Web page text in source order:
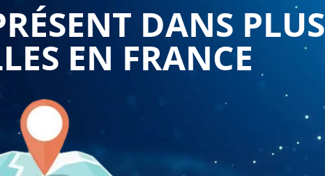
de votre secteur d'activité,
de formation intègrent des
une montée en compétences
développe également la capacité à
situation. Les participants
à traiter et les contraintes
aspirateurs professionnels et
DANS PLUS
EN FRANCE